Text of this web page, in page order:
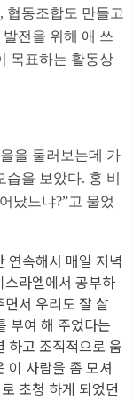
협동조합도 만들고
전을 위해 애 쓰
목표하는 활동상
을 둘러보는데 가
을 보았다. 홍 비
났느냐?”고 물었
연속해서 매일 저녁
라엘에서 공부하
서 우리도 잘 살
부여 해 주었다는
하고 조직적으로 움
이 사람을 좀 모셔
초청 하게 되었던